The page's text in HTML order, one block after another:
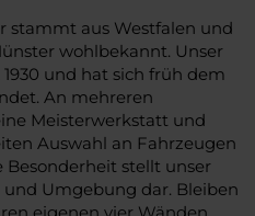
stammt aus Westfalen und
wohlbekannt. Unser
und hat sich früh dem
An mehreren
Meisterwerkstatt und
Auswahl an Fahrzeugen
Besonderheit stellt unser
und Umgebung dar. Bleiben
eigenen vier Wänden